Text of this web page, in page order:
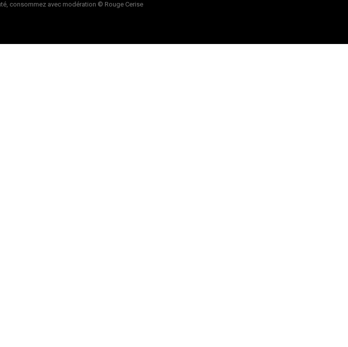
consommez avec modération © Rouge Cerise